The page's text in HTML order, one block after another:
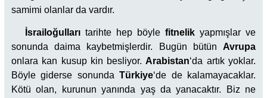
samimi olanlar da vardır.
İsrailoğullarıtarihte hep böyle fitnelikyapmışlar ve
sonunda daima kaybetmişlerdir. Bugün bütün Avrupa
onlara kan kusup kin besliyor.Arabistan‘da artık yoklar.
Böyle giderse sonundaTürkiye‘de de kalamayacaklar.
Kötü olan, kurunun yanında yaş da yanacaktır. Biz ne